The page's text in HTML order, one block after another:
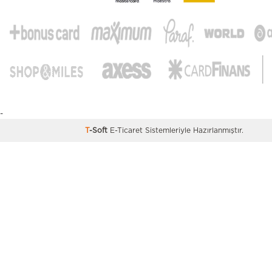
-
T-Soft E-TicaretSistemleriyle Hazırlanmıştır.